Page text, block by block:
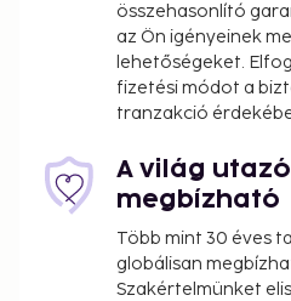
összehasonlító
az Ön igényeinek
lehetőségeket.
fizetési módot a
tranzakció
A világ
megbízható
Több mint 30 éves
globálisan
Szakértelmünket